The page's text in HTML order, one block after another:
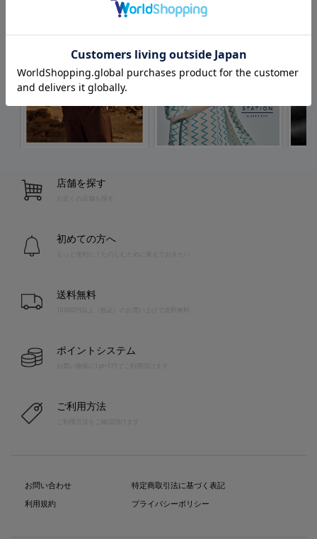
店舗を探す
お近くの店舗を探す
初めての方へ
送料無料
10,000円以上（税込）のお買い上げで送料無料
ポイントシステム
お買い物毎に1pt=1円でご利用頂けます
ご利用方法
お問い合わせ
利用規約
特定商取引法に基づく表記
プライバシーポリシー